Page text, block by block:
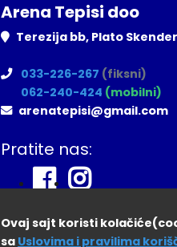
Arena Tepisi doo
Terezija bb, Plato
033-226-267 (fiksni)
062-240-424 (mobilni)
arenatepisi@gmail.com
Pratite nas:
Ovaj sajt koristi
sa Uslovima i pravilima